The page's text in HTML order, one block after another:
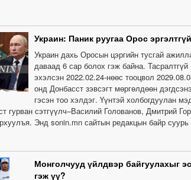
Украин: Паник руугаа Орос
Украин дахь Оросын цэргийн тусгай
даваад 6 сар болох гэж байна.
эхэлсэн 2022.02.24-нөөс тооцвол
онд Донбасст зэвсэгт мөргөлдөөн
гэсэн тоо хэлдэг. Үүнтэй холбогдуулан
гурван сэтгүүлч–Василий Голованов, Дмитрий
Энд sonin.mn сайтын редакцын байр суурь
Монголчууд үйлдвэр байгуулахыг
гэж үү?